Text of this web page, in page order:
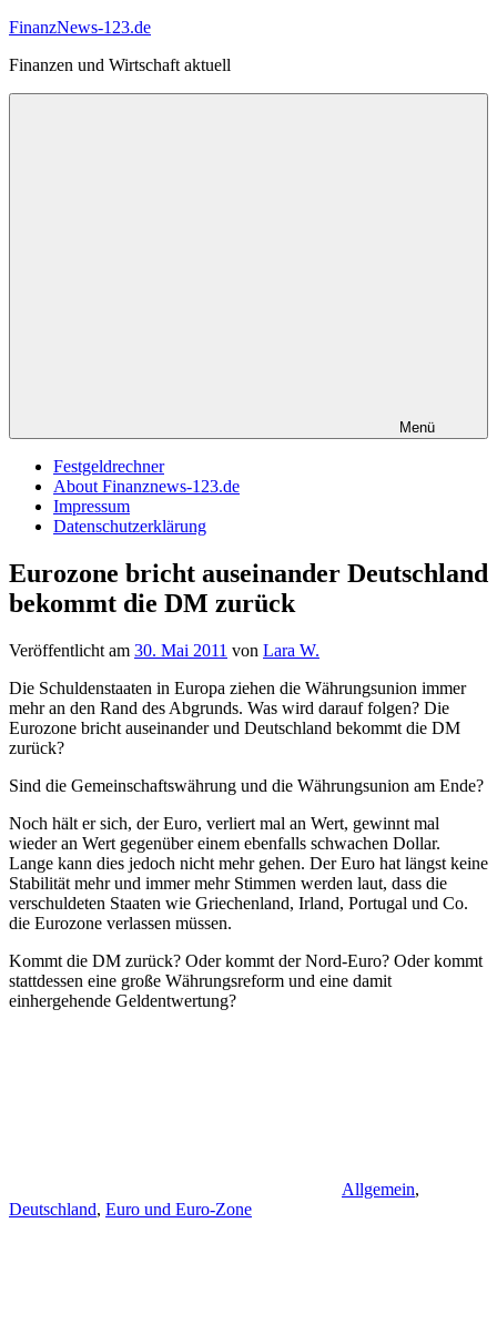
Zum
springen
FinanzNews-123.de
Finanzen und Wirtschaft aktuell
Menü
Festgeldrechner
About Finanznews-123.de
Impressum
Datenschutzerklärung
Eurozone bricht auseinander Deutschland
bekommt die DM zurück
Veröffentlicht am 30. Mai 2011 von Lara W.
Die Schuldenstaaten in Europa ziehen die Währungsunion immer
mehr an den Rand des Abgrunds. Was wird darauf folgen? Die
Eurozone bricht auseinander und Deutschland bekommt die DM
zurück?
Sind die Gemeinschaftswährung und die Währungsunion am Ende?
Noch hält er sich, der Euro, verliert mal an Wert, gewinnt mal
wieder an Wert gegenüber einem ebenfalls schwachen Dollar.
Lange kann dies jedoch nicht mehr gehen. Der Euro hat längst keine
Stabilität mehr und immer mehr Stimmen werden laut, dass die
verschuldeten Staaten wie Griechenland, Irland, Portugal und Co.
die Eurozone verlassen müssen.
Kommt die DM zurück? Oder kommt der Nord-Euro? Oder kommt
stattdessen eine große Währungsreform und eine damit
einhergehende Geldentwertung?
Allgemein,
Deutschland, Euro und Euro-Zone